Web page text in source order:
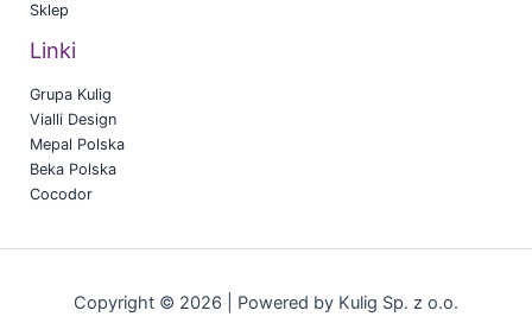
Sklep
Linki
Grupa Kulig
Vialli Design
Mepal Polska
Beka Polska
Cocodor
Copyright © 2026 | Powered by Kulig Sp. z o.o.